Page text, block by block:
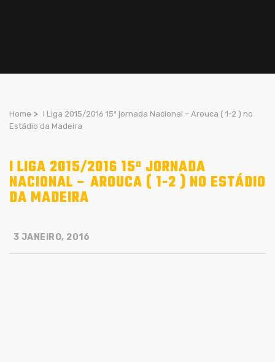
Home > I Liga 2015/2016 15ª jornada Nacional – Arouca ( 1-2 ) no
Estádio da Madeira
I LIGA 2015/2016 15ª JORNADA
NACIONAL – AROUCA ( 1-2 ) NO ESTÁDIO
DA MADEIRA
3 JANEIRO, 2016